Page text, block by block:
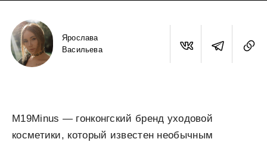
Ярослава
Васильева
M19Minus — гонконгский бренд уходовой
косметики, который известен необычным